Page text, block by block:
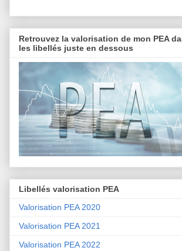
Retrouvez la valorisation de mon PEA
les libellés juste en dessous
Libellés valorisation PEA
Valorisation PEA 2020
Valorisation PEA 2021
Valorisation PEA 2022